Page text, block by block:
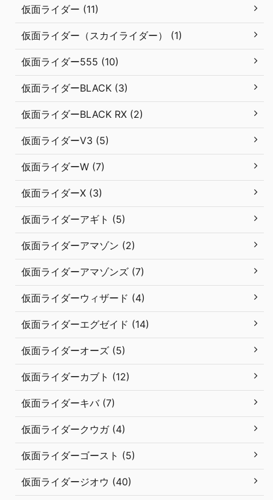
仮面ライダー (11)
仮面ライダー（スカイライダー） (1)
仮面ライダー555 (10)
仮面ライダーBLACK (3)
仮面ライダーBLACK RX (2)
仮面ライダーV3 (5)
仮面ライダーW (7)
仮面ライダーX (3)
仮面ライダーアギト (5)
仮面ライダーアマゾン (2)
仮面ライダーアマゾンズ (7)
仮面ライダーウィザード (4)
仮面ライダーエグゼイド (14)
仮面ライダーオーズ (5)
仮面ライダーカブト (12)
仮面ライダーキバ (7)
仮面ライダークウガ (4)
仮面ライダーゴースト (5)
仮面ライダージオウ (40)